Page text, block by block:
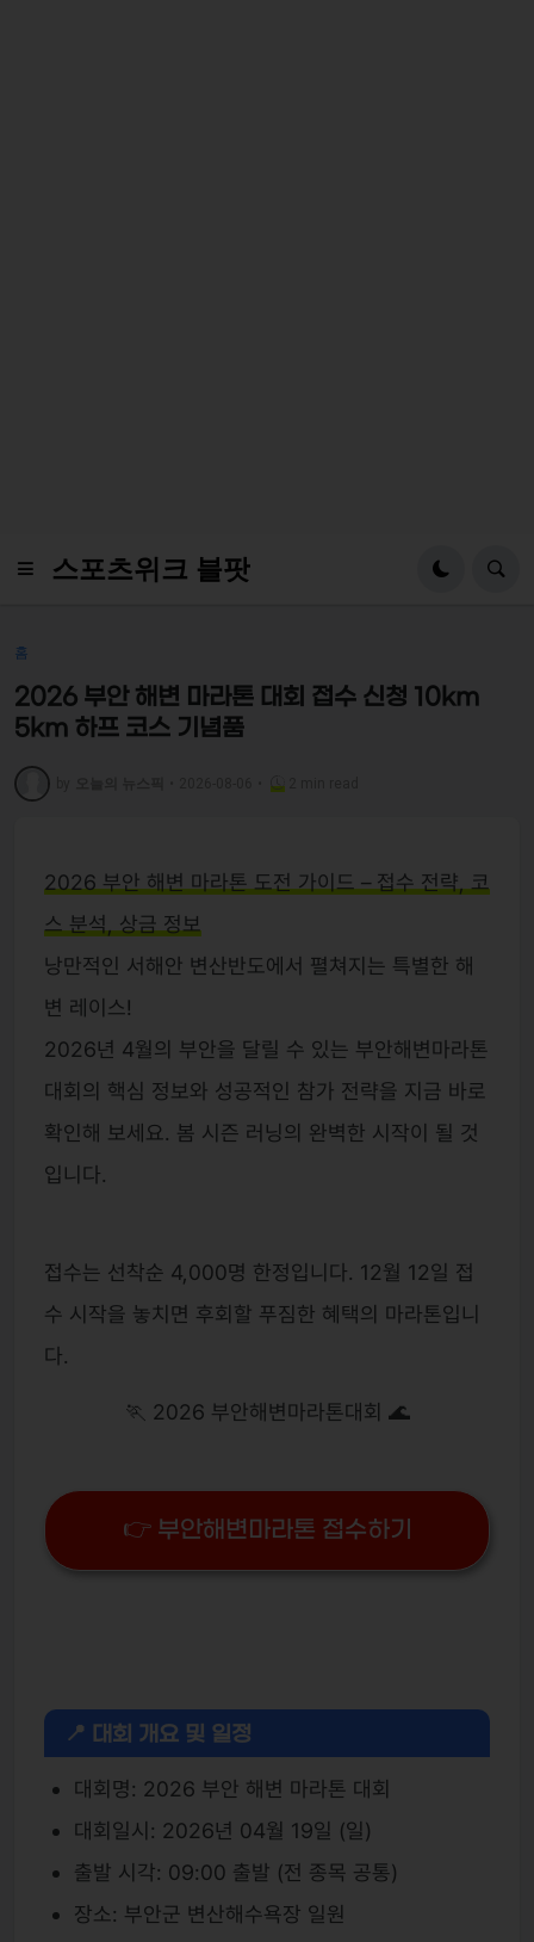
스포츠위크 블팟
홈
2026 부안 해변 마라톤 대회 접수 신청 10km
5km 하프 코스 기념품
2026 부안 해변 마라톤 도전 가이드 – 접수 전략, 코
스 분석, 상금 정보
낭만적인 서해안 변산반도에서 펼쳐지는 특별한 해
변 레이스!
2026년 4월의 부안을 달릴 수 있는 부안해변마라톤
대회의 핵심 정보와 성공적인 참가 전략을 지금 바로
확인해 보세요. 봄 시즌 러닝의 완벽한 시작이 될 것
입니다.
접수는 선착순 4,000명 한정입니다. 12월 12일 접
수 시작을 놓치면 후회할 푸짐한 혜택의 마라톤입니
다.
🏃 2026 부안해변마라톤대회 🌊
👉 부안해변마라톤 접수하기
📍 대회 개요 및 일정
대회명: 2026 부안 해변 마라톤 대회
대회일시: 2026년 04월 19일 (일)
출발 시각: 09:00 출발 (전 종목 공통)
장소: 부안군 변산해수욕장 일원